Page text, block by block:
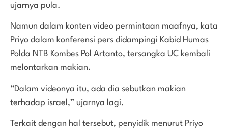
ujarnya pula.
Namun dalam konten video permintaan maafnya, kata
Priyo dalam konferensi pers didampingi Kabid Humas
Polda NTB Kombes Pol Artanto, tersangka UC kembali
melontarkan makian.
“Dalam videonya itu, ada dia sebutkan makian
terhadap israel,” ujarnya lagi.
Terkait dengan hal tersebut, penyidik menurut Priyo